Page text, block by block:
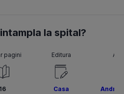
la spital?
pagini
16
Editura
Casa